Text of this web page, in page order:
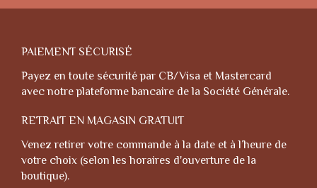
PAIEMENT SÉCURISÉ
Payez en toute sécurité par CB/Visa et Mastercard
avec notre plateforme bancaire de la Société Générale.
RETRAIT EN MAGASIN GRATUIT
Venez retirer votre commande à la date et à l’heure de
votre choix (selon les horaires d'ouverture de la
boutique).